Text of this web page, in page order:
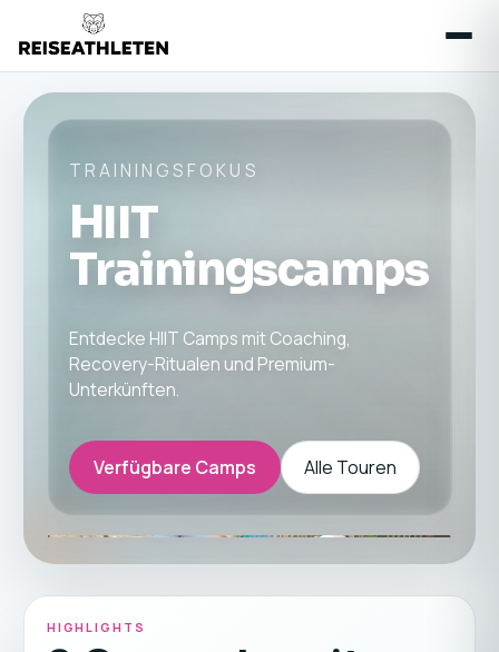
TRAININGSFOKUS
HIIT
Trainingscamps
Entdecke HIIT Camps mit Coaching,
Recovery-Ritualen und Premium-
Unterkünften.
Verfügbare Camps Alle Touren
HIGHLIGHTS